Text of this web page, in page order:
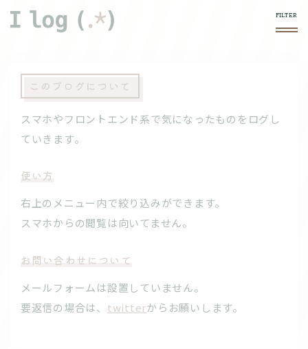
このブログについて
スマホやフロントエンド系で気になったものをログし
ていきます。
使い方
右上の メニュー内で絞り込みができます。
スマホからの閲覧は向いてません。
お問い合わせについて
メールフォームは設置していません。
要返信の場合は、 twitterからお願いします。